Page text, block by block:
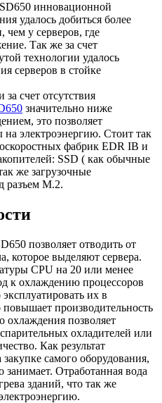
инновационной
удалось добиться более
чем у серверов, где
Так же за счет
технологии удалось
серверов в стойке
счет отсутствия
значительно ниже
это позволяет
на электроэнергию. Стоит так
фабрик EDR IB и
SSD ( как обычные
же загрузочные
разъем M.2.
позволяет отводить от
которое выделяют сервера.
CPU на 20 или менее
к охлаждению процессоров
их в
производительность
охлаждения позволяет
охладителей или
Как результат
самого оборудования,
Отработанная вода
зданий, что так же